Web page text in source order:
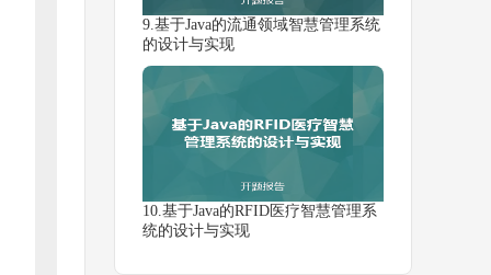
9.基于Java的流通领域智慧管理系统
的设计与实现
10.基于Java的RFID医疗智慧管理系
统的设计与实现